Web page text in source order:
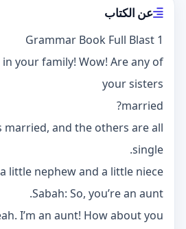
عن الكتاب
Grammar Book Full Blast 1
in your family! Wow! Are any of
your sisters
married?
married, and the others are all
single.
little nephew and a little niece.
Sabah: So, you’re an aunt.
I’m an aunt! How about you?